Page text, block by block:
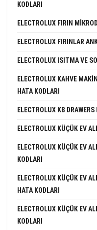
KODLARI
ELECTROLUX FIRIN
ELECTROLUX FIRINLAR
ELECTROLUX ISITMA VE
ELECTROLUX KAHVE
HATA KODLARI
ELECTROLUX KB DRAWERS
ELECTROLUX KÜÇÜK EV
ELECTROLUX KÜÇÜK EV
KODLARI
ELECTROLUX KÜÇÜK EV
HATA KODLARI
ELECTROLUX KÜÇÜK EV
KODLARI